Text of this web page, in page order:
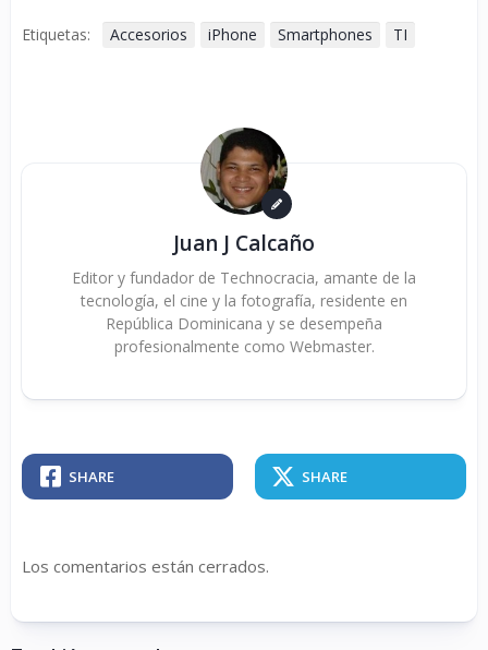
Etiquetas: Accesorios iPhone Smartphones TI
Juan J Calcaño
Editor y fundador de Technocracia, amante de la
tecnología, el cine y la fotografía, residente en
República Dominicana y se desempeña
profesionalmente como Webmaster.
SHARE SHARE
Los comentarios están cerrados.